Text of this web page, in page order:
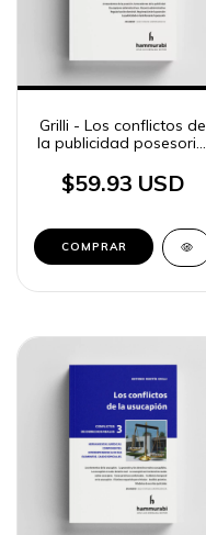
Grilli - Los conflictos de
la publicidad posesoria,
$59.93 USD
COMPRAR